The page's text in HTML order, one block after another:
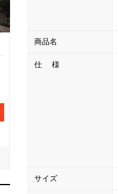
商品名
仕 様
サイズ